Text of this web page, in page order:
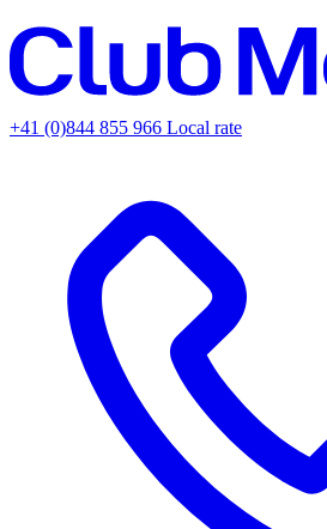
+41 (0)844 855 966 Local rate